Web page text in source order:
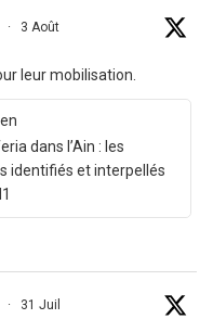
· 3 Août
leur mobilisation.
dans l’Ain : les
identifiés et interpellés
· 31 Juil